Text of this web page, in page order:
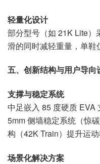
轻量化设计
部分型号（如 21K Lite
滑的同时减轻重量，单鞋
五、创新结构与用户导向
支撑与稳定系统
中足嵌入 85 度硬质 EVA
5mm 侧墙稳定系统（惊
构（42K Train）提升运动
场景化解决方案